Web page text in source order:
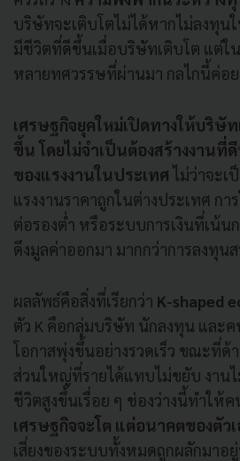
บริษัทจะเติบโตไม่ได้หากไม่ลงทุน
มีชีวิตที่ดีขึ้นเมื่อบริษัทเติบโต แต่ใ
หลายทศวรรษที่ผ่านมา กลไกนี้ค่อย
เศรษฐกิจยุคใหม่เปิดทางให้บริษัท
ขึ้น โดยไม่จำเป็นต้องสร้างงาน
ของแรงงานในประเทศ ไม่ว่าจะเ
แรงงานราคาถูกในต่างประเทศ ก
ต่อรองต่ำ หรือระบบการเงินที่เน้
ดึงมูลค่าออกมา มากกว่าการลงทุนส
ผลลัพธ์คือสิ่งที่เรียกว่า K-shaped
ตัว K คือกลุ่มบริษัท นักลงทุน และ
โอกาสพุ่งขึ้นอย่างรวดเร็ว ขณะที่ด้
ส่วนใหญ่ที่รายได้แทบไม่ขยับ งาน
ชีวิตสูงขึ้นเรื่อย ๆ ช่องว่างนี้ทำให้
เศรษฐกิจจะโต แต่อนาคตของตัว
เสี่ยงของระบบทั้งหมดถูกผลักมาอ